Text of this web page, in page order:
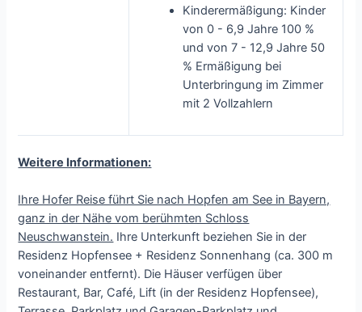
Kinderermäßigung: Kinder
von 0 - 6,9 Jahre 100 %
und von 7 - 12,9 Jahre 50
% Ermäßigung bei
Unterbringung im Zimmer
mit 2 Vollzahlern
Weitere Informationen:
Ihre Hofer Reise führt Sie nach Hopfen am See in Bayern,
ganz in der Nähe vom berühmten Schloss
Neuschwanstein. Ihre Unterkunft beziehen Sie in der
Residenz Hopfensee + Residenz Sonnenhang (ca. 300 m
voneinander entfernt). Die Häuser verfügen über
Restaurant, Bar, Café, Lift (in der Residenz Hopfensee),